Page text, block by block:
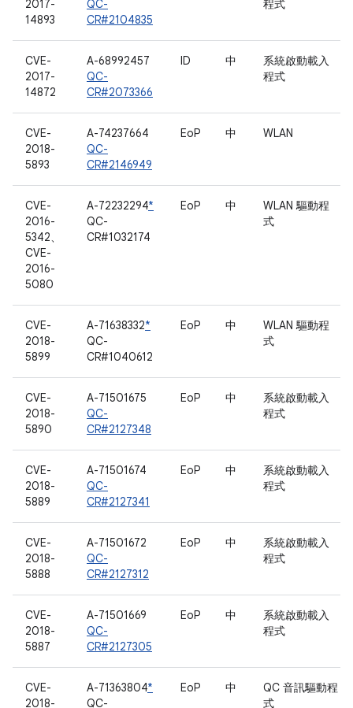
2017-
14893
QC-
CR#2104835
程式
CVE-
2017-
14872
A-68992457
QC-
CR#2073366
ID 中
系統啟動載入
程式
CVE-
2018-
5893
A-74237664
QC-
CR#2146949
EoP 中 WLAN
CVE-
2016-
5342、
CVE-
2016-
5080
A-72232294*
QC-
CR#1032174
EoP 中
WLAN 驅動程
式
CVE-
2018-
5899
A-71638332*
QC-
CR#1040612
EoP 中
WLAN 驅動程
式
CVE-
2018-
5890
A-71501675
QC-
CR#2127348
EoP 中
系統啟動載入
程式
CVE-
2018-
5889
A-71501674
QC-
CR#2127341
EoP 中
系統啟動載入
程式
CVE-
2018-
5888
A-71501672
QC-
CR#2127312
EoP 中
系統啟動載入
程式
CVE-
2018-
5887
A-71501669
QC-
CR#2127305
EoP 中
系統啟動載入
程式
CVE-
2018-
A-71363804*
QC-
EoP 中
QC 音訊驅動程
式